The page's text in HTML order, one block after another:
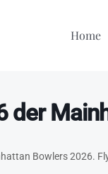
Home
der
Bowlers 2026.